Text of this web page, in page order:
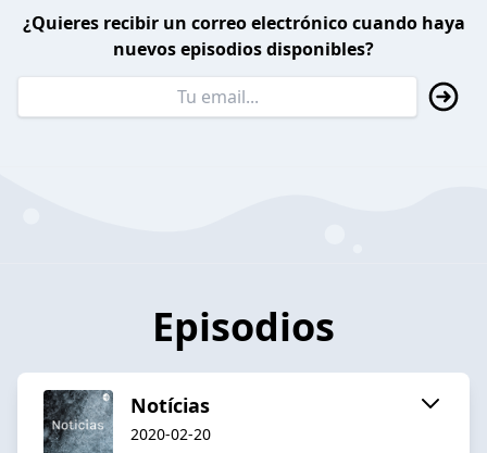
¿Quieres recibir un correo electrónico cuando haya
nuevos episodios disponibles?
Episodios
Notícias
2020-02-20